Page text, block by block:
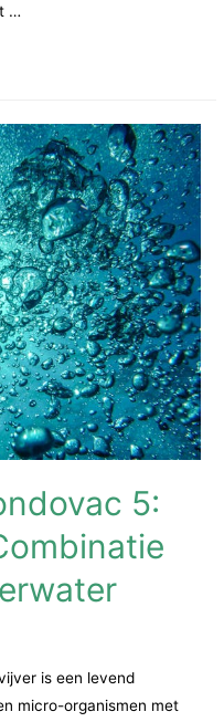
…
5:
is een levend
micro-organismen met